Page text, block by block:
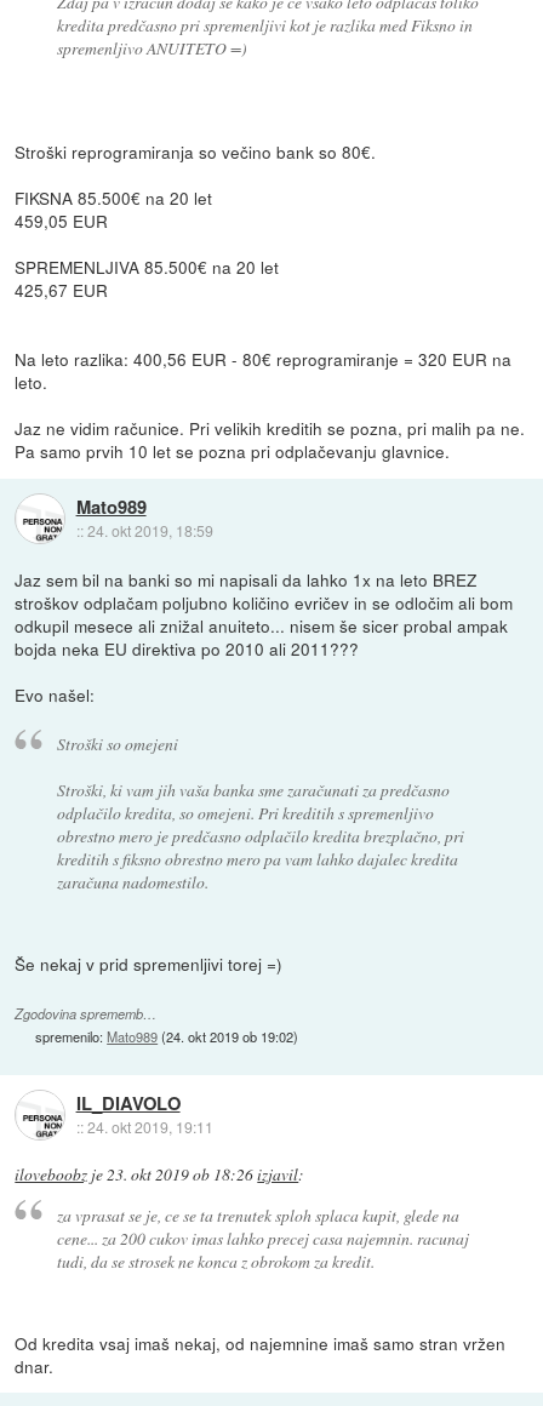
kredita predčasno pri spremenljivi kot je razlika med Fiksno in
spremenljivo ANUITETO =)
Stroški reprogramiranja so večino bank so 80€.
FIKSNA 85.500€ na 20 let
459,05 EUR
SPREMENLJIVA 85.500€ na 20 let
425,67 EUR
Na leto razlika: 400,56 EUR - 80€ reprogramiranje = 320 EUR na
leto.
Jaz ne vidim računice. Pri velikih kreditih se pozna, pri malih pa ne.
Pa samo prvih 10 let se pozna pri odplačevanju glavnice.
Mato989
::24. okt 2019, 18:59
Jaz sem bil na banki so mi napisali da lahko 1x na leto BREZ
stroškov odplačam poljubno količino evričev in se odločim ali bom
odkupil mesece ali znižal anuiteto... nisem še sicer probal ampak
bojda neka EU direktiva po 2010 ali 2011???
Evo našel:
Stroški so omejeni
Stroški, ki vam jih vaša banka sme zaračunati za predčasno
odplačilo kredita, so omejeni. Pri kreditih s spremenljivo
obrestno mero je predčasno odplačilo kredita brezplačno, pri
kreditih s fiksno obrestno mero pa vam lahko dajalec kredita
zaračuna nadomestilo.
Še nekaj v prid spremenljivi torej =)
Zgodovina sprememb…
spremenilo:Mato989(24. okt 2019 ob 19:02)
IL_DIAVOLO
::24. okt 2019, 19:11
iloveboobz je23. okt 2019 ob 18:26izjavil:
za vprasat se je, ce se ta trenutek sploh splaca kupit, glede na
cene... za 200 cukov imas lahko precej casa najemnin. racunaj
tudi, da se strosek ne konca z obrokom za kredit.
Od kredita vsaj imaš nekaj, od najemnine imaš samo stran vržen
dnar.